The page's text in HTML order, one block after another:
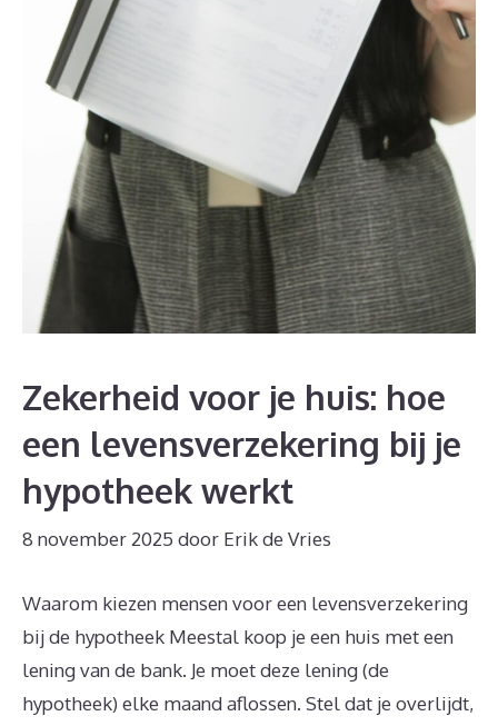
Zekerheid voor je huis: hoe
een levensverzekering bij je
hypotheek werkt
8 november 2025 door Erik de Vries
Waarom kiezen mensen voor een levensverzekering
bij de hypotheek Meestal koop je een huis met een
lening van de bank. Je moet deze lening (de
hypotheek) elke maand aflossen. Stel dat je overlijdt,